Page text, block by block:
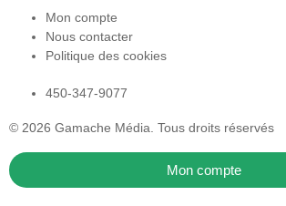
Mon compte
Nous contacter
Politique des cookies
450-347-9077
© 2026 Gamache Média. Tous droits réservés
Mon compte